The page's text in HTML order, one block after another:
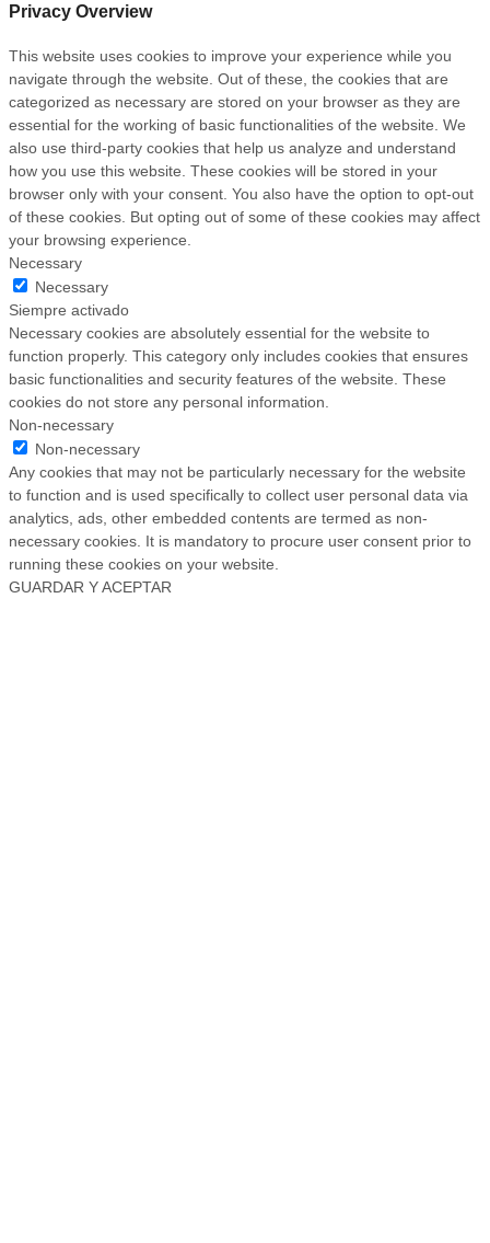
Privacy Overview
This website uses cookies to improve your experience while you
navigate through the website. Out of these, the cookies that are
categorized as necessary are stored on your browser as they are
essential for the working of basic functionalities of the website. We
also use third-party cookies that help us analyze and understand
how you use this website. These cookies will be stored in your
browser only with your consent. You also have the option to opt-out
of these cookies. But opting out of some of these cookies may affect
your browsing experience.
Necessary
Necessary
Siempre activado
Necessary cookies are absolutely essential for the website to
function properly. This category only includes cookies that ensures
basic functionalities and security features of the website. These
cookies do not store any personal information.
Non-necessary
Non-necessary
Any cookies that may not be particularly necessary for the website
to function and is used specifically to collect user personal data via
analytics, ads, other embedded contents are termed as non-
necessary cookies. It is mandatory to procure user consent prior to
running these cookies on your website.
GUARDAR Y ACEPTAR